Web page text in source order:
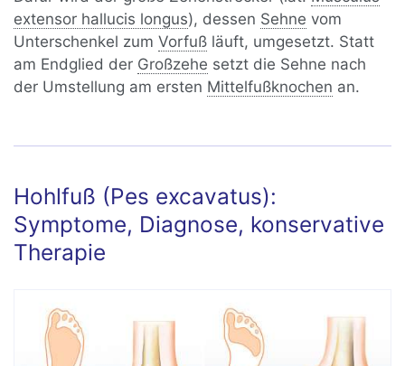
extensor hallucis longus), dessen Sehne vom
Unterschenkel zumVorfuß läuft, umgesetzt. Statt
am Endglied der Großzehe setzt die Sehne nach
der Umstellung am ersten Mittelfußknochen an.
Hohlfuß (Pes excavatus):
Symptome, Diagnose, konservative
Therapie